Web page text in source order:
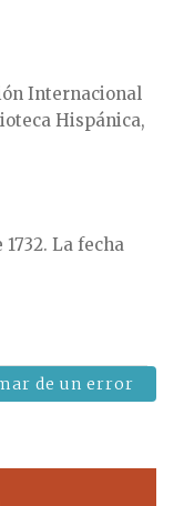
Internacional
Hispánica,
La fecha
de un error